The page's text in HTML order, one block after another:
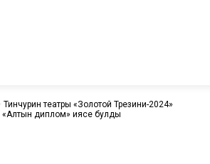
Тинчурин театры «Золотой Трезини-2024»
«Алтын диплом» иясе булды